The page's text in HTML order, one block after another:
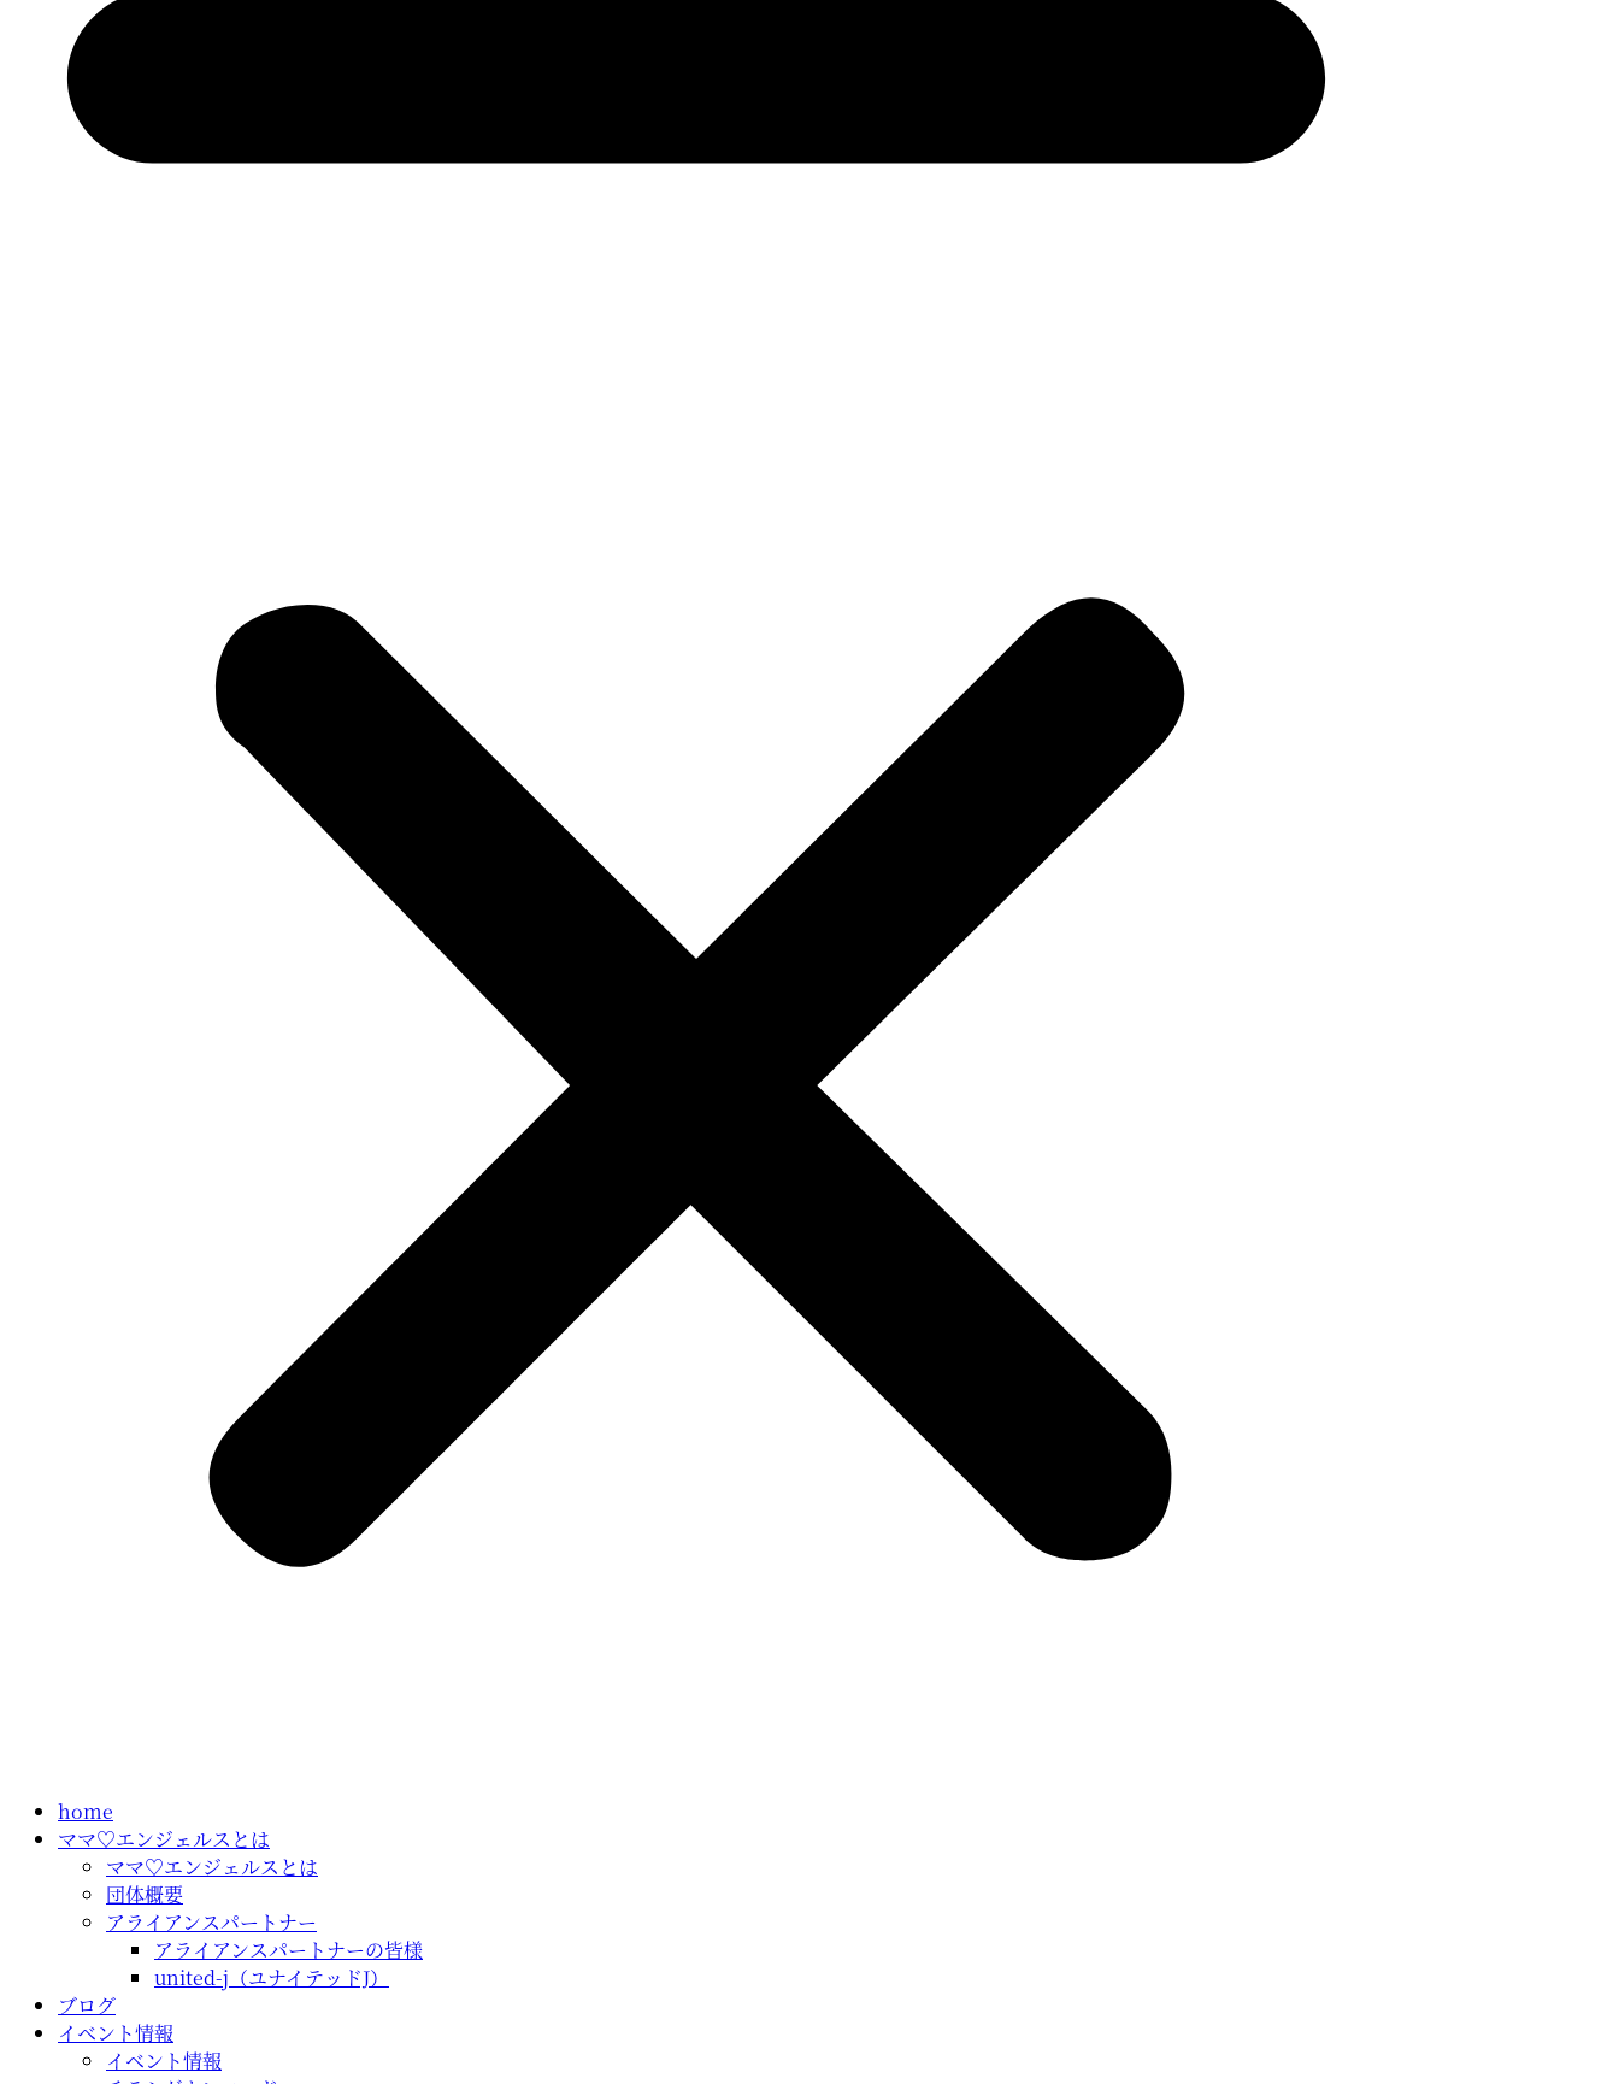
home
ママ♡エンジェルスとは
ママ♡エンジェルスとは
団体概要
アライアンスパートナー
アライアンスパートナーの皆様
united-j（ユナイテッドJ）
ブログ
イベント情報
イベント情報